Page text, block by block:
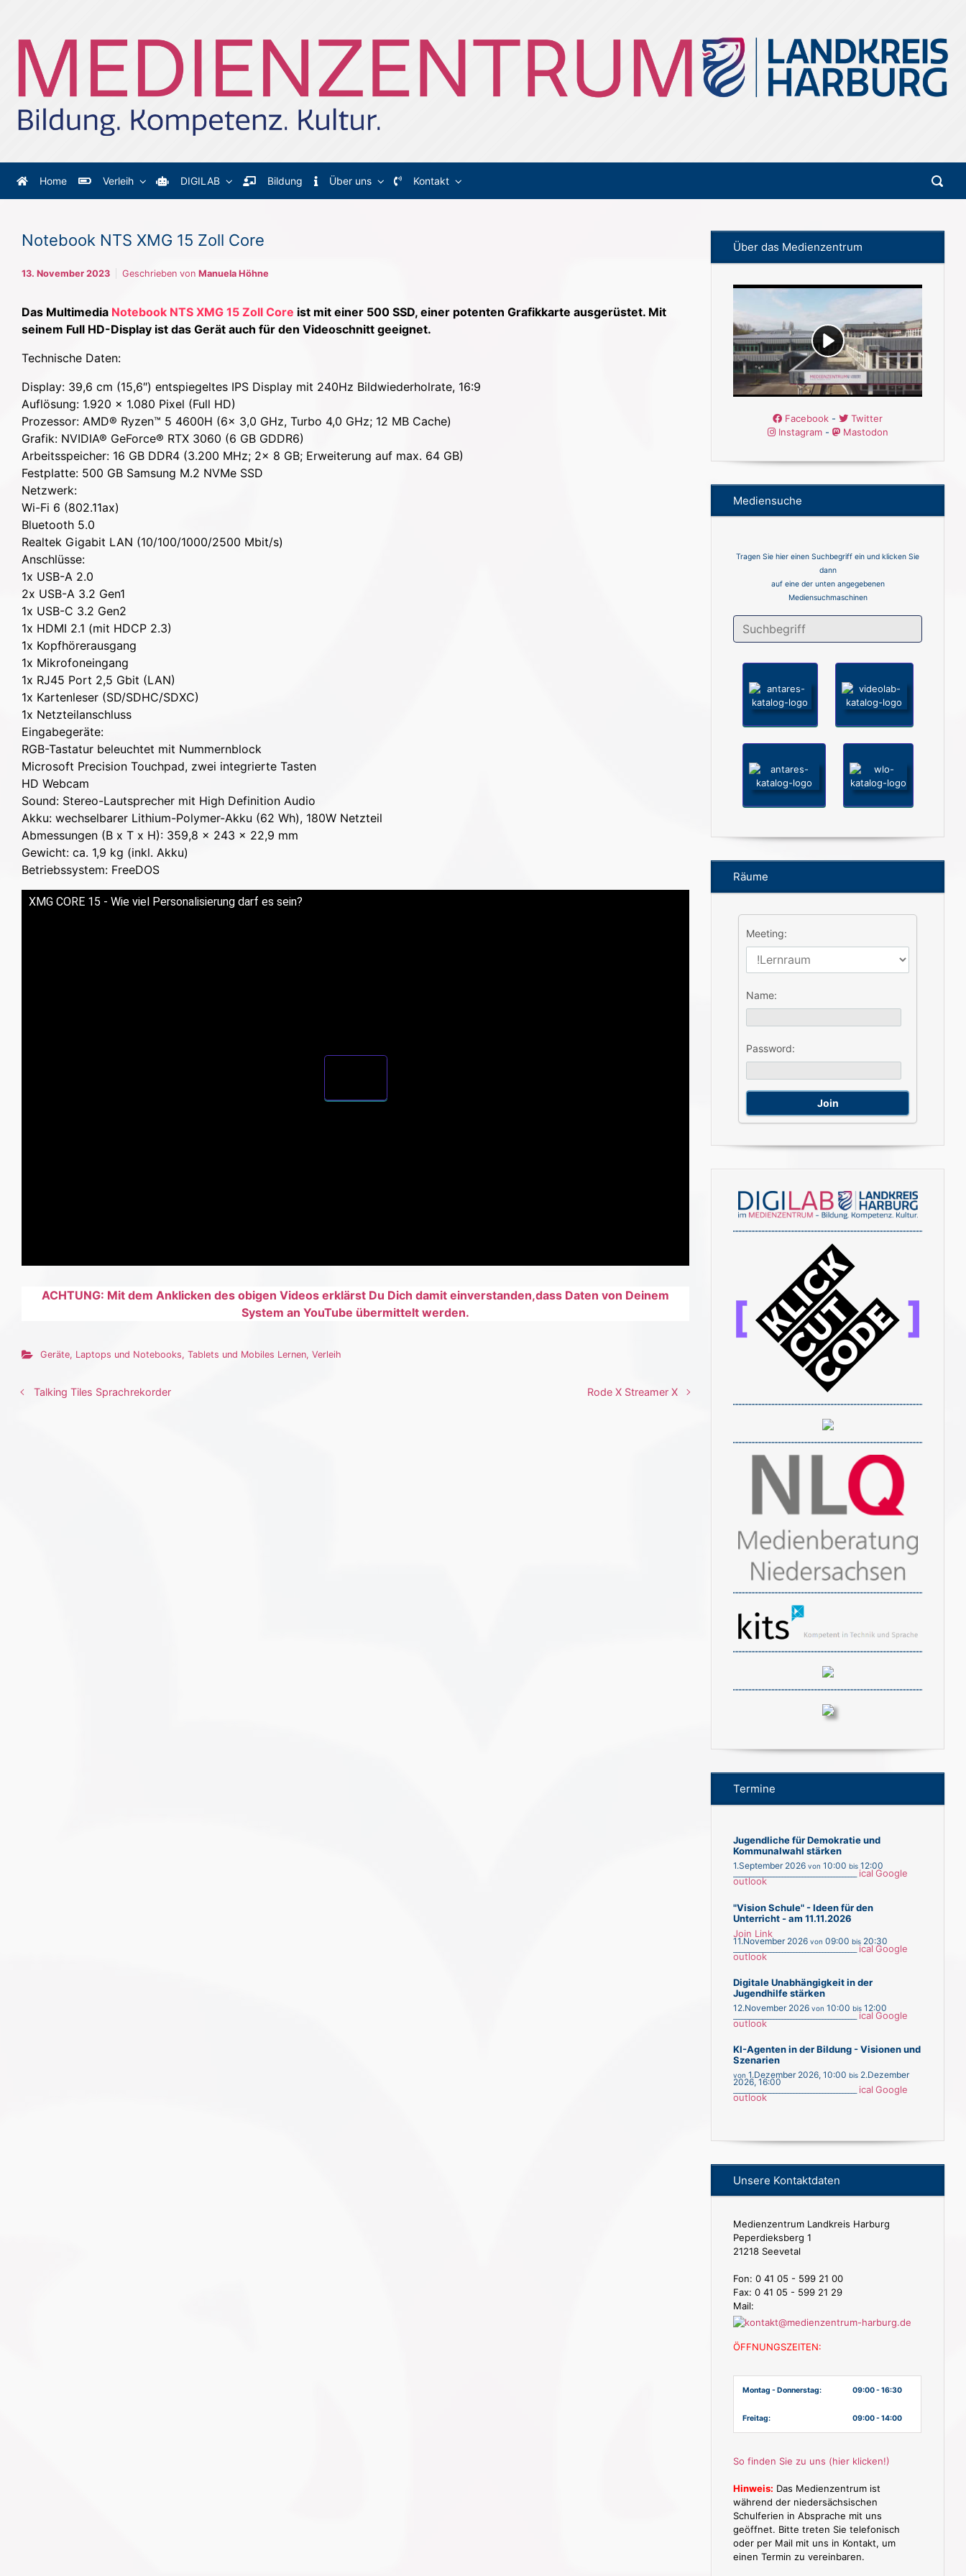
Home Verleih DIGILAB Bildung Über uns Kontakt
Notebook NTS XMG 15 Zoll Core
13. November 2023 Geschrieben von Manuela Höhne
Das Multimedia Notebook NTS XMG 15 Zoll Core ist mit einer 500 SSD, einer potenten Grafikkarte ausgerüstet. Mit
seinem Full HD-Display ist das Gerät auch für den Videoschnitt geeignet.
Technische Daten:
Display: 39,6 cm (15,6″) entspiegeltes IPS Display mit 240Hz Bildwiederholrate, 16:9
Auflösung: 1.920 x 1.080 Pixel (Full HD)
Prozessor: AMD® Ryzen™ 5 4600H (6x 3,0 GHz, Turbo 4,0 GHz; 12 MB Cache)
Grafik: NVIDIA® GeForce® RTX 3060 (6 GB GDDR6)
Arbeitsspeicher: 16 GB DDR4 (3.200 MHz; 2x 8 GB; Erweiterung auf max. 64 GB)
Festplatte: 500 GB Samsung M.2 NVMe SSD
Netzwerk:
Wi-Fi 6 (802.11ax)
Bluetooth 5.0
Realtek Gigabit LAN (10/100/1000/2500 Mbit/s)
Anschlüsse:
1x USB-A 2.0
2x USB-A 3.2 Gen1
1x USB-C 3.2 Gen2
1x HDMI 2.1 (mit HDCP 2.3)
1x Kopfhörerausgang
1x Mikrofoneingang
1x RJ45 Port 2,5 Gbit (LAN)
1x Kartenleser (SD/SDHC/SDXC)
1x Netzteilanschluss
Eingabegeräte:
RGB-Tastatur beleuchtet mit Nummernblock
Microsoft Precision Touchpad, zwei integrierte Tasten
HD Webcam
Sound: Stereo-Lautsprecher mit High Definition Audio
Akku: wechselbarer Lithium-Polymer-Akku (62 Wh), 180W Netzteil
Abmessungen (B x T x H): 359,8 x 243 x 22,9 mm
Gewicht: ca. 1,9 kg (inkl. Akku)
Betriebssystem: FreeDOS
XMG CORE 15 - Wie viel Personalisierung darf es sein?
ACHTUNG: Mit dem Anklicken des obigen Videos erklärst Du Dich damit einverstanden,dass Daten von Deinem
System an YouTube übermittelt werden.
Geräte, Laptops und Notebooks, Tablets und Mobiles Lernen, Verleih
Talking Tiles Sprachrekorder Rode X Streamer X
Über das Medienzentrum
Facebook -
Twitter
Instagram- Mastodon
Mediensuche
Tragen Sie hier einen Suchbegriff ein und klicken Sie
dann
auf eine der unten angegebenen
Mediensuchmaschinen
Räume
Meeting:
Name:
Password:
Termine
Jugendliche für Demokratie und
Kommunalwahl stärken
1.September 2026 von 10:00 bis 12:00
ical Google
outlook
"Vision Schule" - Ideen für den
Unterricht - am 11.11.2026
Join Link
11.November 2026 von 09:00 bis 20:30
ical Google
outlook
Digitale Unabhängigkeit in der
Jugendhilfe stärken
12.November 2026 von 10:00 bis 12:00
ical Google
outlook
KI-Agenten in der Bildung - Visionen und
Szenarien
von 1.Dezember 2026, 10:00 bis 2.Dezember
2026, 16:00
ical Google
outlook
Unsere Kontaktdaten
Medienzentrum Landkreis Harburg
Peperdieksberg 1
21218 Seevetal
Fon: 0 41 05 - 599 21 00
Fax: 0 41 05 - 599 21 29
Mail:
ÖFFNUNGSZEITEN:
Montag - Donnerstag: 09:00 - 16:30
Freitag: 09:00 - 14:00
So finden Sie zu uns (hier klicken!)
Hinweis: Das Medienzentrum ist
während der niedersächsischen
Schulferien in Absprache mit uns
geöffnet. Bitte treten Sie telefonisch
oder per Mail mit uns in Kontakt, um
einen Termin zu vereinbaren.